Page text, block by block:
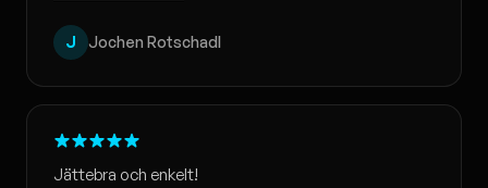
J Jochen Rotschadl
Jättebra och enkelt!